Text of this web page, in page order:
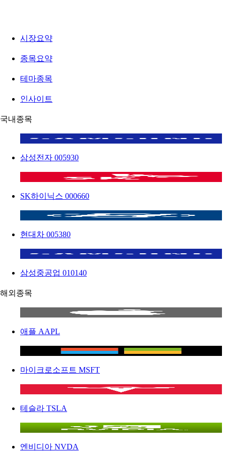
시장요약
종목요약
테마종목
인사이트
국내종목
삼성전자 005930
SK하이닉스 000660
현대차 005380
삼성중공업 010140
해외종목
애플 AAPL
마이크로소프트 MSFT
테슬라 TSLA
엔비디아 NVDA